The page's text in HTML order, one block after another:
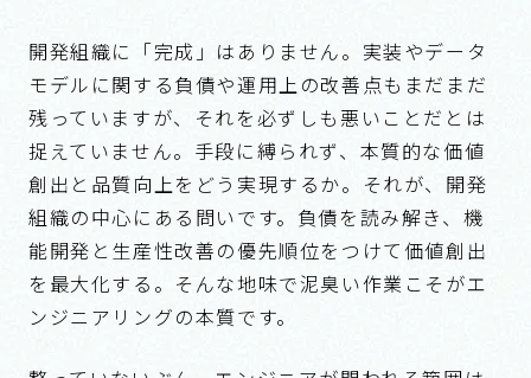
能開発と生産性改善の優先順位をつけて価値創出
を最大化する。そんな地味で泥臭い作業こそがエ
ンジニアリングの本質です。
整っていないぶん、エンジニアが関われる範囲は
広く、問題の見極めから実装、運用、改善までを
地続きで経験できる。届けたもののインパクトも
そのまま見える。エンジニアとして大きく成長で
きる場です。